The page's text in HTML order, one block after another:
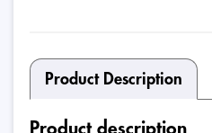
Product Description
Product description